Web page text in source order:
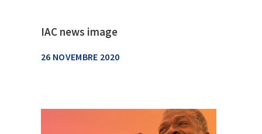
IAC news image
26 NOVEMBRE 2020